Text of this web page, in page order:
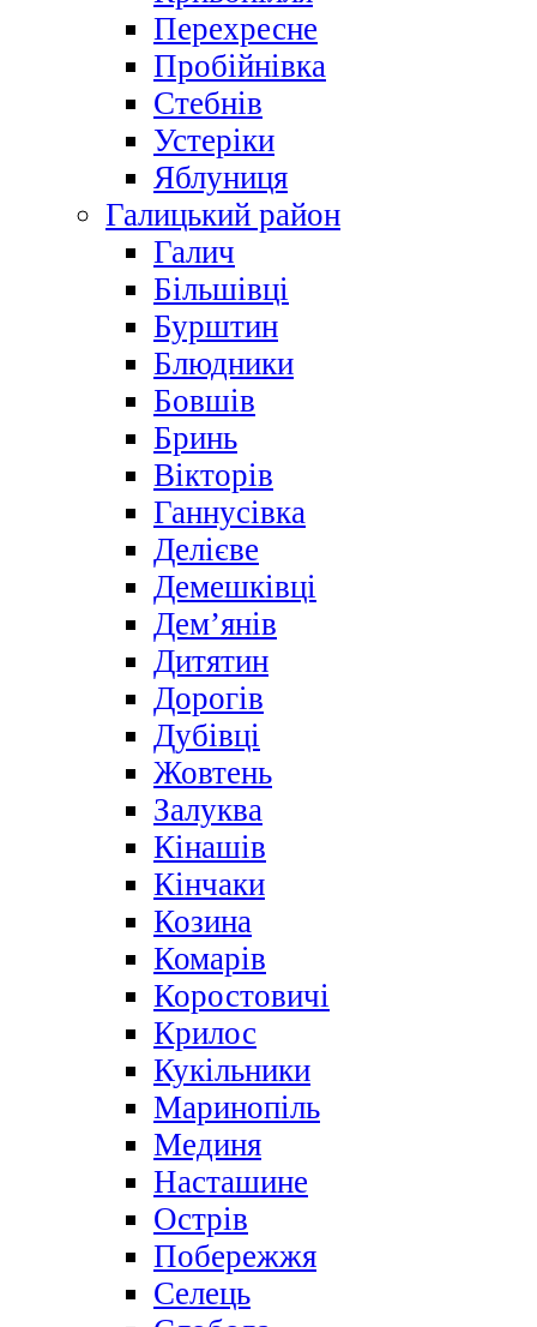
Перехресне
Пробійнівка
Стебнів
Устеріки
Яблуниця
Галицький район
Галич
Більшівці
Бурштин
Блюдники
Бовшів
Бринь
Вікторів
Ганнусівка
Делієве
Демешківці
Дем’янів
Дитятин
Дорогів
Дубівці
Жовтень
Залуква
Кінашів
Кінчаки
Козина
Комарів
Коростовичі
Крилос
Кукільники
Маринопіль
Мединя
Насташине
Острів
Побережжя
Селець